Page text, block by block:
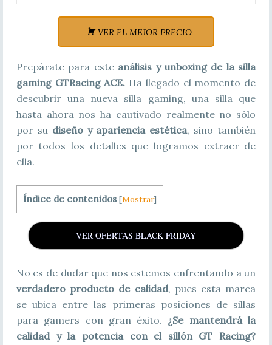
VER EL MEJOR PRECIO
Prepárate para este análisis y unboxing de la silla
gaming GTRacing ACE. Ha llegado el momento de
descubrir una nueva silla gaming, una silla que
hasta ahora nos ha cautivado realmente no sólo
por su diseño y apariencia estética, sino también
por todos los detalles que logramos extraer de
ella.
Índice de contenidos [Mostrar]
VER OFERTAS BLACK FRIDAY
No es de dudar que nos estemos enfrentando a un
verdadero producto de calidad, pues esta marca
se ubica entre las primeras posiciones de sillas
para gamers con gran éxito. ¿Se mantendrá la
calidad y la potencia con el sillón GT Racing?